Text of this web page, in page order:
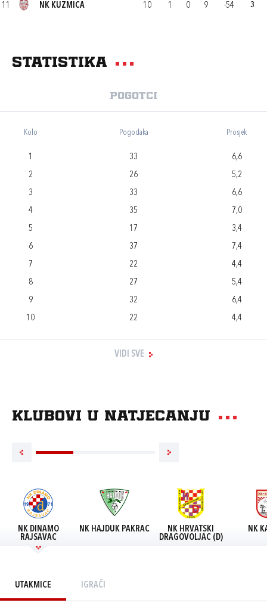
11 NK KUZMICA 10 1 0 9 -54 3
Statistika
Pogotci
Kolo Pogodaka Prosjek
1 33
6,6
2
26
5,2
3
33
6,6
4
35
7,0
5
17
3,4
6
37
7,4
7
22
4,4
8
27
5,4
9
32
6,4
10
22 4,4
VIDI SVE
Klubovi u natjecanju
NK DINAMO
RAJSAVAC
NK HAJDUK PAKRAC
NK HRVATSKI
DRAGOVOLJAC (D)
NK
UTAKMICE IGRAČI